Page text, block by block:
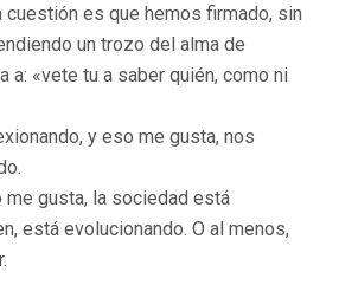
cuestión es que hemos firmado, sin
un trozo del alma de
a: «vete tu a saber quién, como ni
y eso me gusta, nos
me gusta, la sociedad está
está evolucionando. O al menos,